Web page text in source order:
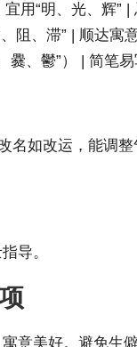
用“明、光、辉”
阻、滞” | 顺达
爨、鬱”） | 简
如改运，能调整
导。
意美好。避免生